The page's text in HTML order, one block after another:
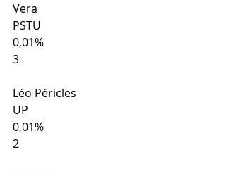
Vera
PSTU
0,01%
3
Léo Péricles
UP
0,01%
2